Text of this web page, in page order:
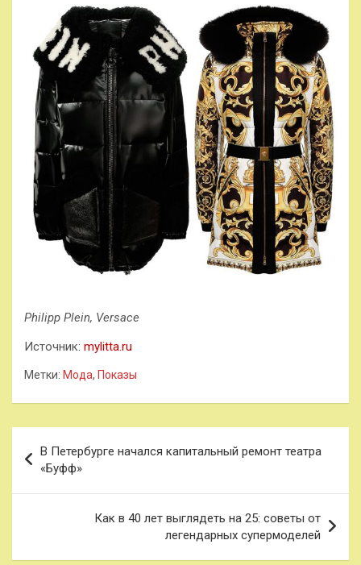
Philipp Plein, Versace
Источник: mylitta.ru
Метки: Мода, Показы
по
записям
В Петербурге начался капитальный ремонт театра
«Буфф»
Как в 40 лет выглядеть на 25: советы от
легендарных супермоделей